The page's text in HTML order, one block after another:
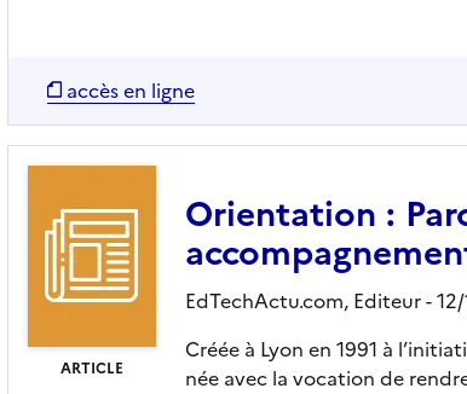
accès en ligne
ARTICLE
Orientation :
EdTechActu.com, Editeur-
Créée à Lyon en 1991 à
née avec la vocation de